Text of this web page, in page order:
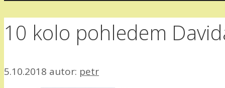
10 kolo pohledem
5.10.2018 autor: petr